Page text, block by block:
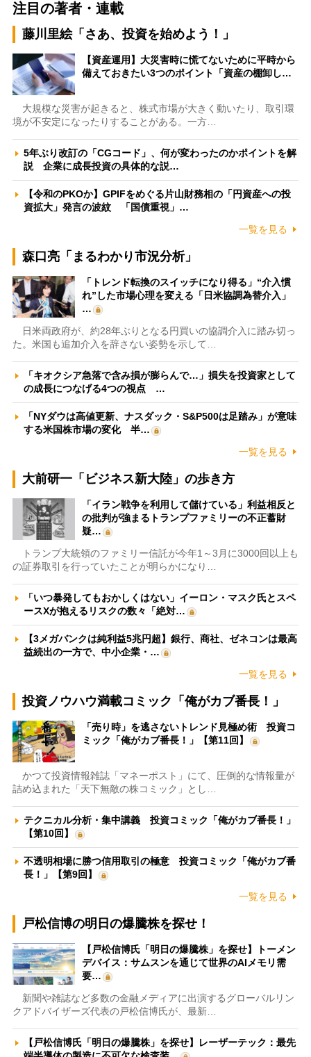
注目の著者・連載
藤川里絵「さあ、投資を始めよう！」
【資産運用】大災害時に慌てないために平時から
備えておきたい3つのポイント「資産の棚卸し…
大規模な災害が起きると、株式市場が大きく動いたり、取引環
境が不安定になったりすることがある。一方…
5年ぶり改訂の「CGコード」、何が変わったのかポイントを解
説 企業に成長投資の具体的な説…
【令和のPKOか】GPIFをめぐる片山財務相の「円資産への投
資拡大」発言の波紋 「国債重視」…
一覧を見る
森口亮「まるわかり市況分析」
「トレンド転換のスイッチになり得る」“介入慣
れ”した市場心理を変える「日米協調為替介入」
…
日米両政府が、約28年ぶりとなる円買いの協調介入に踏み切っ
た。米国も追加介入を辞さない姿勢を示して…
「キオクシア急落で含み損が膨らんで…」損失を投資家として
の成長につなげる4つの視点 …
「NYダウは高値更新、ナスダック・S&P500は足踏み」が意味
する米国株市場の変化 半…
一覧を見る
大前研一「ビジネス新大陸」の歩き方
「イラン戦争を利用して儲けている」利益相反と
の批判が強まるトランプファミリーの不正蓄財
疑…
トランプ大統領のファミリー信託が今年1～3月に3000回以上も
の証券取引を行っていたことが明らかになり…
「いつ暴発してもおかしくはない」イーロン・マスク氏とスペ
ースXが抱えるリスクの数々「絶対…
【3メガバンクは純利益5兆円超】銀行、商社、ゼネコンは最高
益続出の一方で、中小企業・…
一覧を見る
投資ノウハウ満載コミック「俺がカブ番長！」
「売り時」を逃さないトレンド見極め術 投資コ
ミック「俺がカブ番長！」【第11回】
かつて投資情報雑誌「マネーポスト」にて、圧倒的な情報量が
詰め込まれた「天下無敵の株コミック」とし…
テクニカル分析・集中講義 投資コミック「俺がカブ番長！」
【第10回】
不透明相場に勝つ信用取引の極意 投資コミック「俺がカブ番
長！」【第9回】
一覧を見る
戸松信博の明日の爆騰株を探せ！
【戸松信博氏「明日の爆騰株」を探せ】トーメン
デバイス：サムスンを通じて世界のAIメモリ需
要…
新聞や雑誌など多数の金融メディアに出演するグローバルリン
クアドバイザーズ代表の戸松信博氏が、最新…
【戸松信博氏「明日の爆騰株」を探せ】レーザーテック：最先